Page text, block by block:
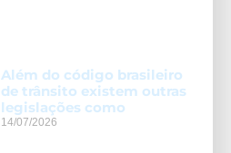
Além do código brasileiro
de trânsito existem outras
legislações como
14/07/2026